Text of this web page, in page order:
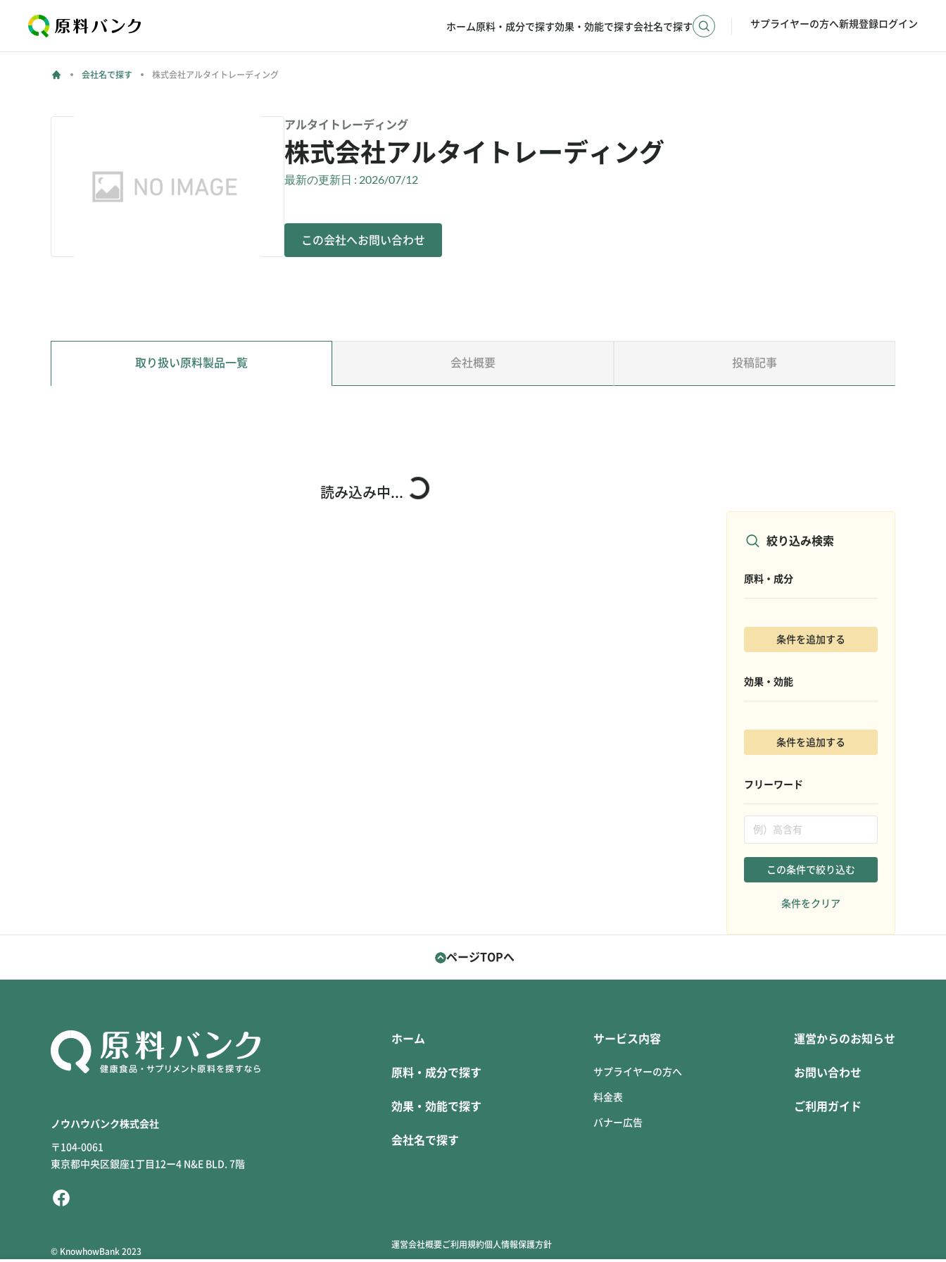
ホーム 原料・成分で探す効果・効能で探す会社名で探す サプライヤーの方へ新規登録ログイン
会社名で探す 株式会社アルタイトレーディング
アルタイトレーディング
株式会社アルタイトレーディング
最新の更新日 : 2026/07/12
この会社へお問い合わせ
取り扱い原料製品一覧 会社概要 投稿記事
読み込み中...
絞り込み検索
原料・成分
条件を追加する
効果・効能
条件を追加する
フリーワード
この条件で絞り込む
条件をクリア
ページTOPへ
ノウハウバンク株式会社
〒104-0061
東京都中央区銀座1丁目12ー4 N&E BLD. 7階
© KnowhowBank 2023
ホーム
原料・成分で探す
効果・効能で探す
会社名で探す
サービス内容
サプライヤーの方へ
料金表
バナー広告
運営からのお知らせ
お問い合わせ
ご利用ガイド
運営会社概要ご利用規約個人情報保護方針